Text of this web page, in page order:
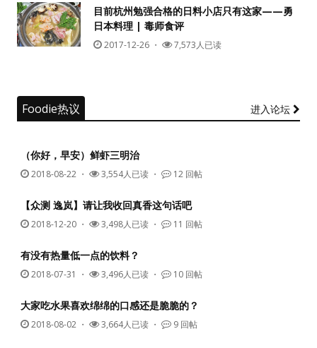
目前杭州勉强合格的日料小店只有这家——勇
日本料理 | 毒师食评
2017-12-26 ・ 7,573人已读
Foodie热议 进入论坛
（你好，早安）鲜虾三明治
2018-08-22 ・ 3,554人已读 ・ 12 回帖
【众测 逸岚】请让我收回真香这句话吧
2018-12-20 ・ 3,498人已读 ・ 11 回帖
有没有热量低一点的饮料？
2018-07-31 ・ 3,496人已读 ・ 10 回帖
大家吃水果喜欢绵绵的口感还是脆脆的？
2018-08-02 ・ 3,664人已读 ・ 9 回帖